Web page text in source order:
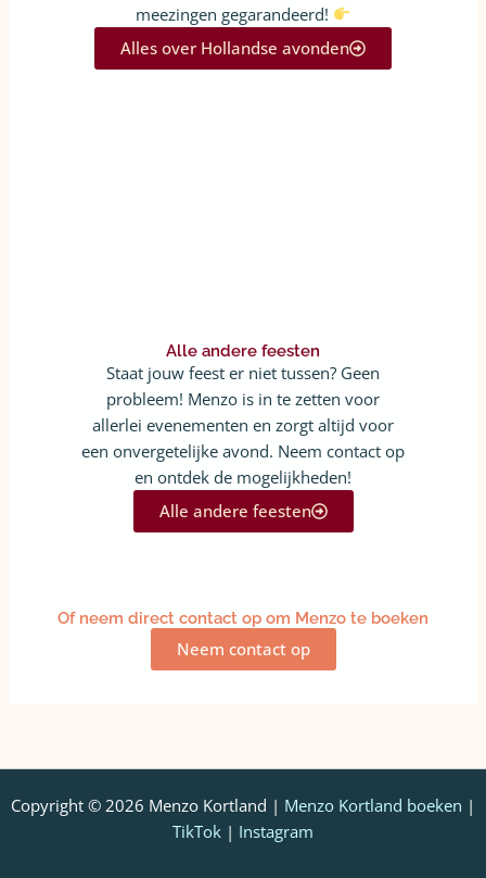
meezingen gegarandeerd!
Alles over Hollandse avonden
Alle andere feesten
Staat jouw feest er niet tussen? Geen
probleem! Menzo is in te zetten voor
allerlei evenementen en zorgt altijd voor
een onvergetelijke avond. Neem contact op
en ontdek de mogelijkheden!
Alle andere feesten
Of neem direct contact op om Menzo te boeken
Neem contact op
Copyright © 2026 Menzo Kortland | Menzo Kortland boeken |
TikTok | Instagram